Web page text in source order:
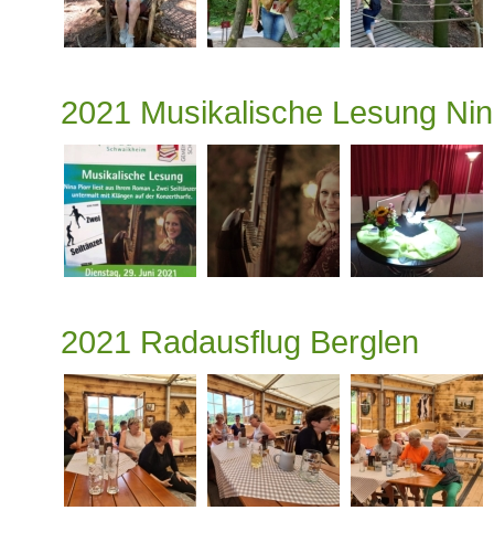
2021 Musikalische Lesung
2021 Radausflug Berglen